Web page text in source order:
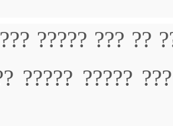
???
??? ?????